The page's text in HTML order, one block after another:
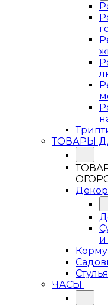
ТОВАРЫ
и
ЧАСЫ